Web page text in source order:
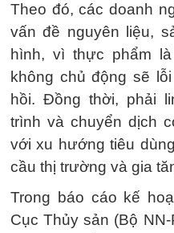
Theo đó, các doanh
vấn đề nguyên liệu,
hình, vì thực phẩm
không chủ động sẽ
hồi. Đồng thời, phải
trình và chuyển dịch
với xu hướng tiêu
cầu thị trường và gia
Trong báo cáo kế
Cục Thủy sản (Bộ